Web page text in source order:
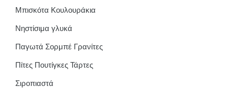
Μπισκότα Κουλουράκια
Νηστίσιμα γλυκά
Παγωτά Σορμπέ Γρανίτες
Πίτες Πουτίγκες Τάρτες
Σιροπιαστά